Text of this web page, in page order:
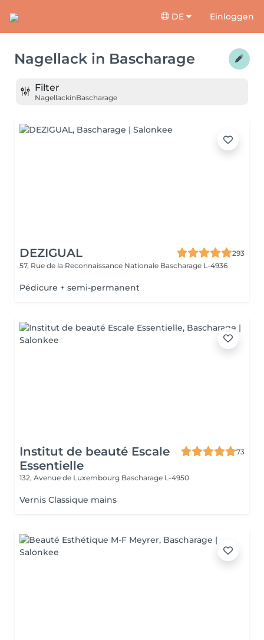
DE Einloggen
Nagellack in Bascharage
Filter
NagellackinBascharage
DEZIGUAL
293
57, Rue de la Reconnaissance Nationale Bascharage L-4936
Pédicure + semi-permanent
Institut de beauté Escale
Essentielle
73
132, Avenue de Luxembourg Bascharage L-4950
Vernis Classique mains